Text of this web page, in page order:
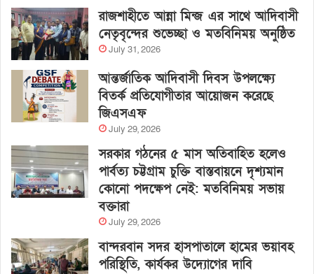
রাজশাহীতে আন্না মিন্জ এর সাথে আদিবাসী
নেতৃবৃন্দের শুভেচ্ছা ও মতবিনিময় অনুষ্ঠিত
July 31, 2026
আন্তর্জাতিক আদিবাসী দিবস উপলক্ষ্যে
বিতর্ক প্রতিযোগীতার আয়োজন করেছে
জিএসএফ
July 29, 2026
সরকার গঠনের ৫ মাস অতিবাহিত হলেও
পার্বত্য চট্টগ্রাম চুক্তি বাস্তবায়নে দৃশ্যমান
কোনো পদক্ষেপ নেই: মতবিনিময় সভায়
বক্তারা
July 29, 2026
বান্দরবান সদর হাসপাতালে হামের ভয়াবহ
পরিস্থিতি, কার্যকর উদ্যোগের দাবি